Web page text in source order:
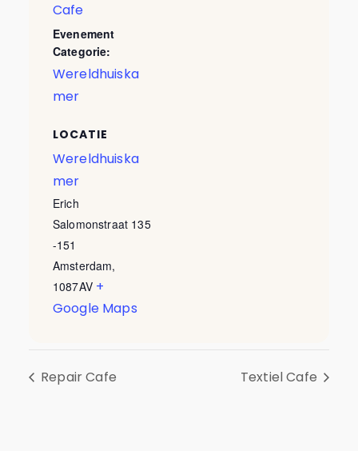
Cafe
Evenement
Categorie:
Wereldhuiska
mer
LOCATIE
Wereldhuiska
mer
Erich
Salomonstraat 135
-151
Amsterdam,
1087AV +
Google Maps
Repair Cafe Textiel Cafe